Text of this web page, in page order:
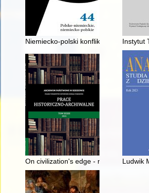
Niemiecko-polski konflikt o GórnyInstytut
On civilization's edge - recenzja]Ludwik